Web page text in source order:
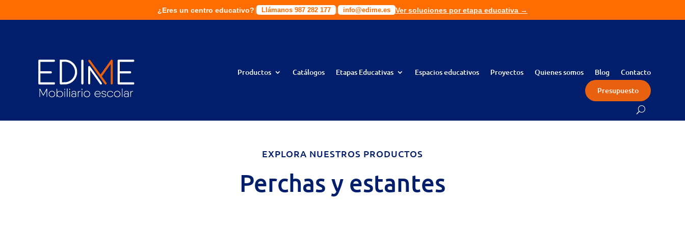
¿Eres un centro educativo? ¡Soluciones a tu medida! | Llámanos 987 282 177 | info@edime.es Solicita presupuesto sin compromiso →
¿Eres un centro educativo?| Llámanos 987 282 177 | info@edime.es Ver soluciones por etapa educativa →
Productos Catálogos Etapas Educativas Espacios educativos Proyectos Quienes somos Blog
Contacto
Presupuesto
EXPLORA NUESTROS PRODUCTOS
Perchas y estantes